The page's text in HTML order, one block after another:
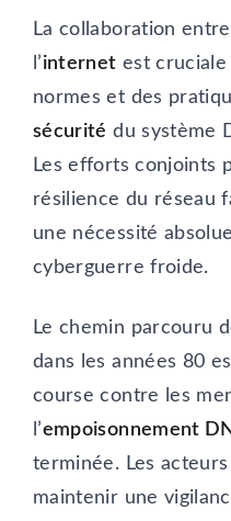
La collaboration
l’internet est
normes et des
sécurité du système
Les efforts conjoints
résilience du réseau
une nécessité
cyberguerre froide.
Le chemin parcouru
dans les années 80
course contre les
l’empoisonnement
terminée. Les acteurs
maintenir une